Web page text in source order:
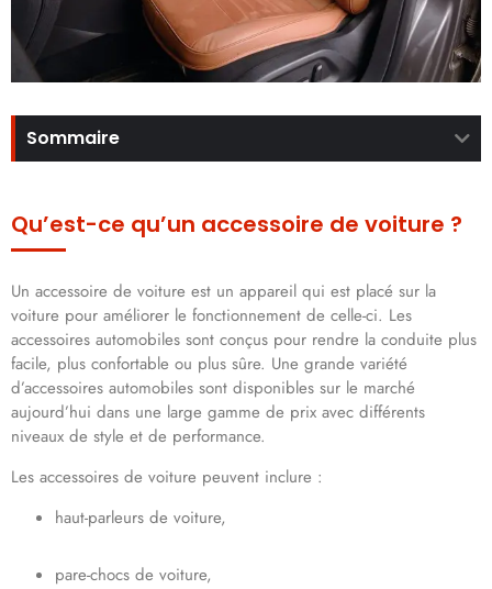
Sommaire
Qu’est-ce qu’un accessoire de voiture ?
Un accessoire de voiture est un appareil qui est placé sur la
voiture pour améliorer le fonctionnement de celle-ci. Les
accessoires automobiles sont conçus pour rendre la conduite plus
facile, plus confortable ou plus sûre. Une grande variété
d’accessoires automobiles sont disponibles sur le marché
aujourd’hui dans une large gamme de prix avec différents
niveaux de style et de performance.
Les accessoires de voiture peuvent inclure :
haut-parleurs de voiture,
pare-chocs de voiture,